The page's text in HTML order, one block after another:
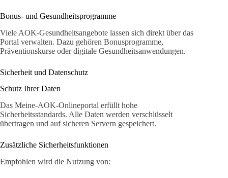
Bonus- und Gesundheitsprogramme
Viele AOK-Gesundheitsangebote lassen sich direkt über das
Portal verwalten. Dazu gehören Bonusprogramme,
Präventionskurse oder digitale Gesundheitsanwendungen.
Sicherheit und Datenschutz
Schutz Ihrer Daten
Das Meine-AOK-Onlineportal erfüllt hohe
Sicherheitsstandards. Alle Daten werden verschlüsselt
übertragen und auf sicheren Servern gespeichert.
Zusätzliche Sicherheitsfunktionen
Empfohlen wird die Nutzung von: